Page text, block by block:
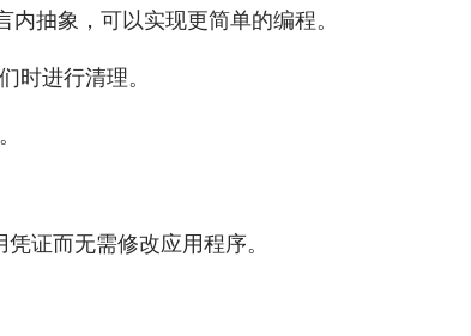
抽象，可以实现更简单的编程。
进行清理。
证而无需修改应用程序。